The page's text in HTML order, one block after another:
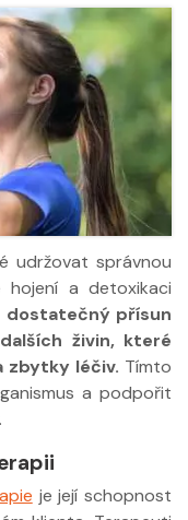
udržovat správnou
a detoxikaci
dostatečný přísun
živin, které
zbytky léčiv. Tímto
a podpořit
je její schopnost